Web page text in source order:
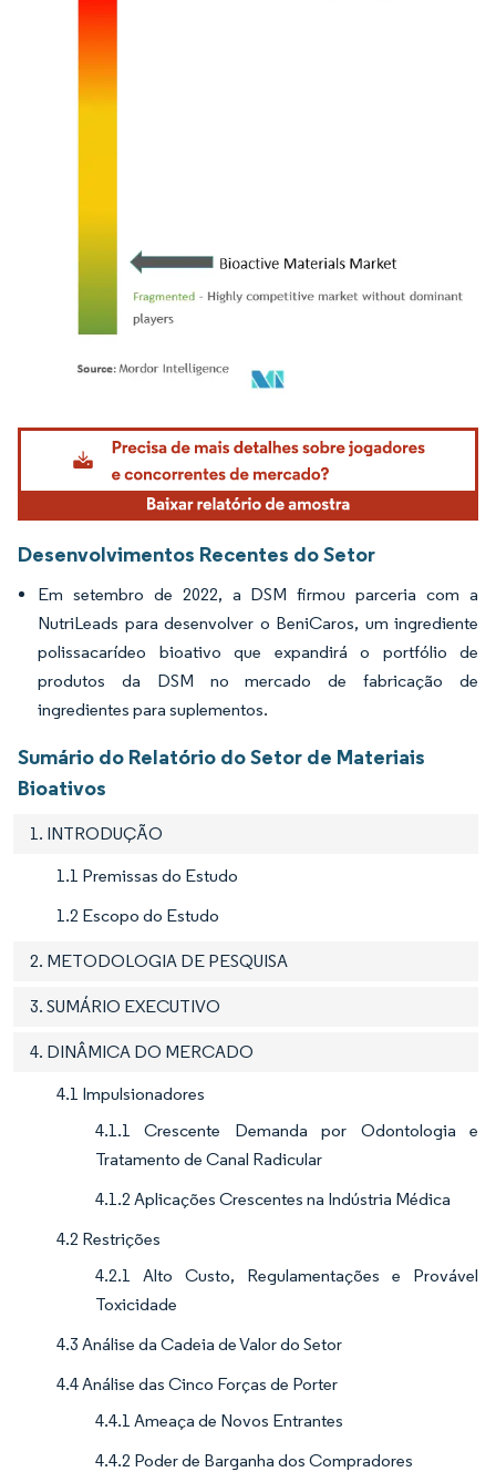
Imagem © Mordor Intelligence. O reuso requer atribuição conforme CC BY 4.0.
Desenvolvimentos Recentes do Setor
Em setembro de 2022, a DSM firmou parceria com a
NutriLeads para desenvolver o BeniCaros, um ingrediente
polissacarídeo bioativo que expandirá o portfólio de
produtos da DSM no mercado de fabricação de
ingredientes para suplementos.
Sumário do Relatório do Setor de Materiais
Bioativos
1. INTRODUÇÃO
1.1 Premissas do Estudo
1.2 Escopo do Estudo
2. METODOLOGIA DE PESQUISA
3. SUMÁRIO EXECUTIVO
4. DINÂMICA DO MERCADO
4.1 Impulsionadores
4.1.1 Crescente Demanda por Odontologia e
Tratamento de Canal Radicular
4.1.2 Aplicações Crescentes na Indústria Médica
4.2 Restrições
4.2.1 Alto Custo, Regulamentações e Provável
Toxicidade
4.3 Análise da Cadeia de Valor do Setor
4.4 Análise das Cinco Forças de Porter
4.4.1 Ameaça de Novos Entrantes
4.4.2 Poder de Barganha dos Compradores